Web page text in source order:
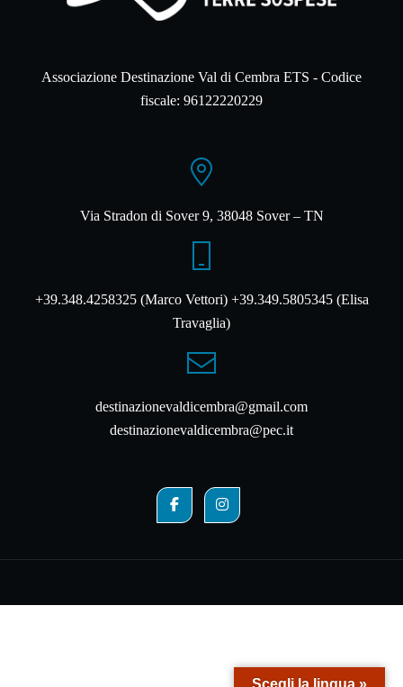
Associazione Destinazione Val di Cembra ETS - Codice
fiscale: 96122220229
Via Stradon di Sover 9, 38048 Sover – TN
+39.348.4258325 (Marco Vettori) +39.349.5805345 (Elisa
Travaglia)
destinazionevaldicembra@gmail.com
destinazionevaldicembra@pec.it
Scegli la lingua »